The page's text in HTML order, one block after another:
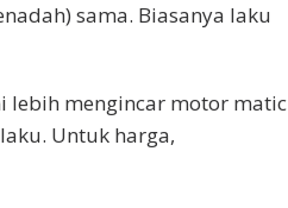
sama. Biasanya laku
lebih mengincar motor matic
Untuk harga,